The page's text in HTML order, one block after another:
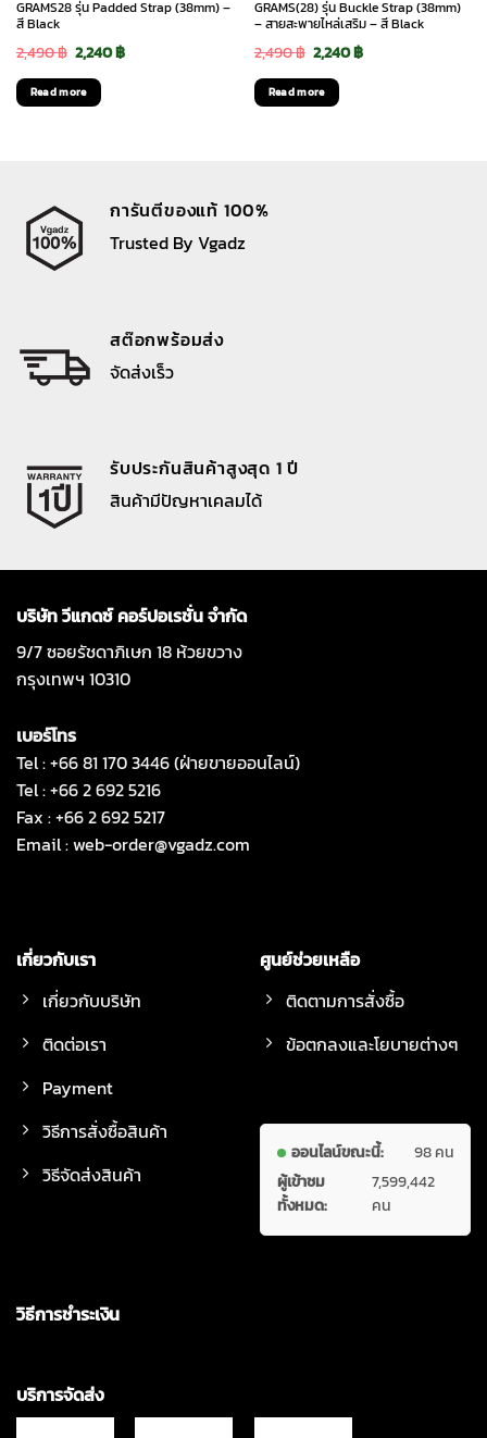
GRAMS28 รุ่น Padded Strap (38mm) –
สี Black
2,490฿ Original
price
was:
2,240฿Current
Read more
GRAMS(28) รุ่น Buckle Strap (38mm)
– สายสะพายไหล่เสริม – สี Black
2,490฿ Original
price
was:
2,240฿Current
Read more
การันตีของแท้ 100%
Trusted By Vgadz
สต๊อกพร้อมส่ง
จัดส่งเร็ว
รับประกันสินค้าสูงสุด 1 ปี
สินค้ามีปัญหาเคลมได้
บริษัท วีแกดซ์ คอร์ปอเรชั่น จำกัด
9/7 ซอยรัชดาภิเษก 18 ห้วยขวาง
กรุงเทพฯ 10310
เบอร์โทร
Tel : +66 81 170 3446 (ฝ่ายขายออนไลน์)
Tel : +66 2 692 5216
Fax : +66 2 692 5217
Email :web-order@vgadz.com
เกี่ยวกับเรา
เกี่ยวกับบริษัท
ติดต่อเรา
Payment
วิธีการสั่งซื้อสินค้า
วิธีจัดส่งสินค้า
ศูนย์ช่วยเหลือ
ติดตามการสั่งซื้อ
ข้อตกลงและโยบายต่างๆ
ออนไลน์ขณะนี้:
98 คน
ผู้เข้าชม
ทั้งหมด:
7,599,442
คน
วิธีการชำระเงิน
บริการจัดส่ง